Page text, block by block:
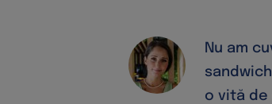
Nu am
o vită de